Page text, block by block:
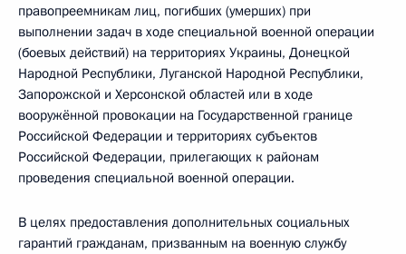
правопреемникам лиц, погибших (умерших) при
выполнении задач в ходе специальной военной операции
(боевых действий) на территориях Украины, Донецкой
Народной Республики, Луганской Народной Республики,
Запорожской и Херсонской областей или в ходе
вооружённой провокации на Государственной границе
Российской Федерации и территориях субъектов
Российской Федерации, прилегающих к районам
проведения специальной военной операции.
В целях предоставления дополнительных социальных
гарантий гражданам, призванным на военную службу